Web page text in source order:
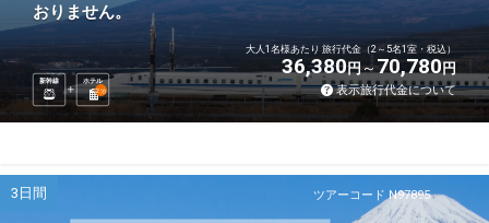
おりません。
新幹線
ホテル
2泊
大人1名様あたり 旅行代金（2～5名1室・税込）
36,380円 70,780円
表示旅行代金について
ツアーコード N97895
3日間